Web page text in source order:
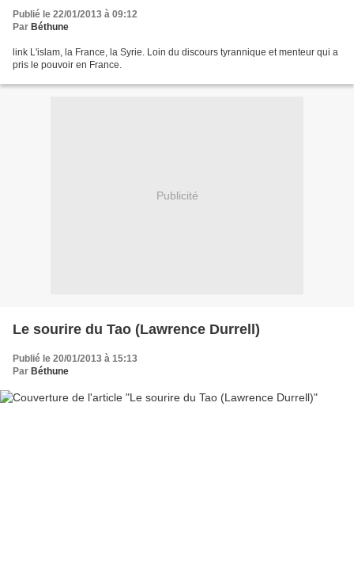
Publié le 22/01/2013 à 09:12
Par Béthune
link L'islam, la France, la Syrie. Loin du discours tyrannique et menteur qui a
pris le pouvoir en France.
Publicité
Le sourire du Tao (Lawrence Durrell)
Publié le 20/01/2013 à 15:13
Par Béthune